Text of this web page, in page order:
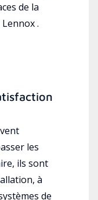
de la
.
les
ils sont
à
de